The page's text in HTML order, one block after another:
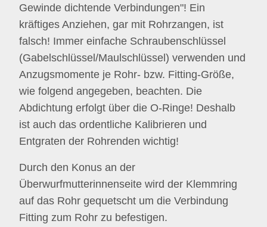
Gewinde dichtende Verbindungen"! Ein
kräftiges Anziehen, gar mit Rohrzangen, ist
falsch! Immer einfache Schraubenschlüssel
(Gabelschlüssel/Maulschlüssel) verwenden und
Anzugsmomente je Rohr- bzw. Fitting-Größe,
wie folgend angegeben, beachten. Die
Abdichtung erfolgt über die O-Ringe! Deshalb
ist auch das ordentliche Kalibrieren und
Entgraten der Rohrenden wichtig!
Durch den Konus an der
Überwurfmutterinnenseite wird der Klemmring
auf das Rohr gequetscht um die Verbindung
Fitting zum Rohr zu befestigen.